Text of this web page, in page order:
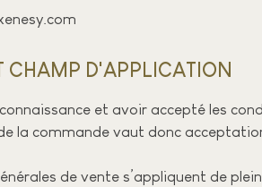
CHAMP D'APPLICATION
et avoir accepté les
la commande vaut donc
de vente s’appliquent de